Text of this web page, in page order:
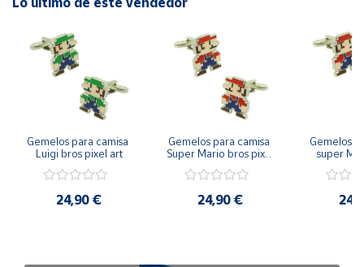
Gemelos para camisa
Luigi bros pixel art
24,90 €
Gemelos para camisa
Super Mario bros pixel
24,90 €
Gemelos
super